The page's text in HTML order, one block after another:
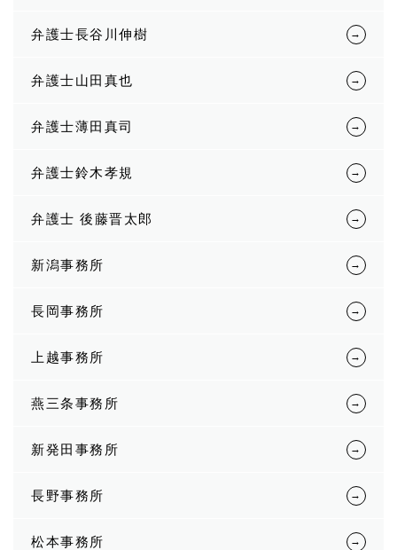
弁護士長谷川伸樹
弁護士山田真也
弁護士薄田真司
弁護士鈴木孝規
弁護士 後藤晋太郎
新潟事務所
長岡事務所
上越事務所
燕三条事務所
新発田事務所
長野事務所
松本事務所